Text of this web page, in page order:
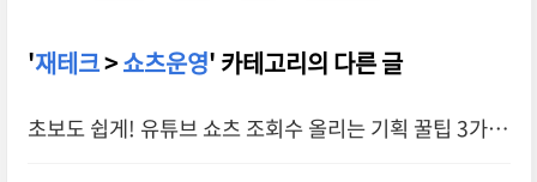
'재테크>쇼츠운영' 카테고리의 다른 글
초보도 쉽게! 유튜브 쇼츠 조회수 올리는 기획 꿀팁 3가지